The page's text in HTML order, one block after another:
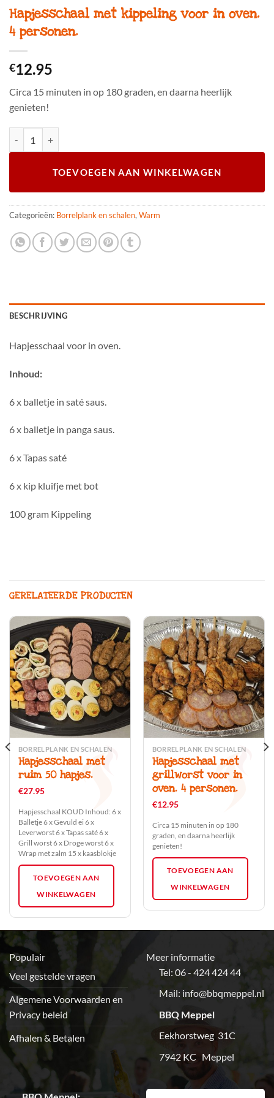
Hapjesschaal met kippeling voor in oven.
4 personen.
€12.95
Circa 15 minuten in op 180 graden, en daarna heerlijk
genieten!
TOEVOEGEN AAN WINKELWAGEN
Categorieën: Borrelplank en schalen, Warm
BESCHRIJVING
Hapjesschaal voor in oven.
Inhoud:
6 x balletje in saté saus.
6 x balletje in panga saus.
6 x Tapas saté
6 x kip kluifje met bot
100 gram Kippeling
GERELATEERDE PRODUCTEN
BORRELPLANK EN SCHALEN
Hapjesschaal met
ruim 50 hapjes.
€27.95
Hapjesschaal KOUD Inhoud: 6 x
Balletje 6 x Gevuld ei 6 x
Leverworst 6 x Tapas saté 6 x
Grill worst 6 x Droge worst 6 x
Wrap met zalm 15 x kaasblokje
TOEVOEGEN AAN
WINKELWAGEN
BORRELPLANK EN SCHALEN
Hapjesschaal met
grillworst voor in
oven. 4 personen.
€12.95
Circa 15 minuten in op 180
graden, en daarna heerlijk
genieten!
TOEVOEGEN AAN
WINKELWAGEN
Populair
Veel gestelde vragen
Algemene Voorwaarden en
Privacy beleid
Afhalen & Betalen
Meer informatie
Tel: 06 - 424 424 44
Mail: info@bbqmeppel.nl
BBQ Meppel
Eekhorstweg 31C
7942 KC Meppel